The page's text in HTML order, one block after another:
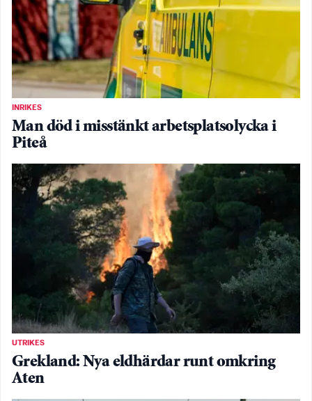
INRIKES
Man död i misstänkt arbetsplatsolycka i
Piteå
UTRIKES
Grekland: Nya eldhärdar runt omkring
Aten